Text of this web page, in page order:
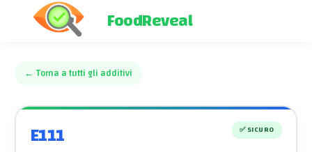
FoodReveal
← Torna a tutti gli additivi
E111 ✅SICURO